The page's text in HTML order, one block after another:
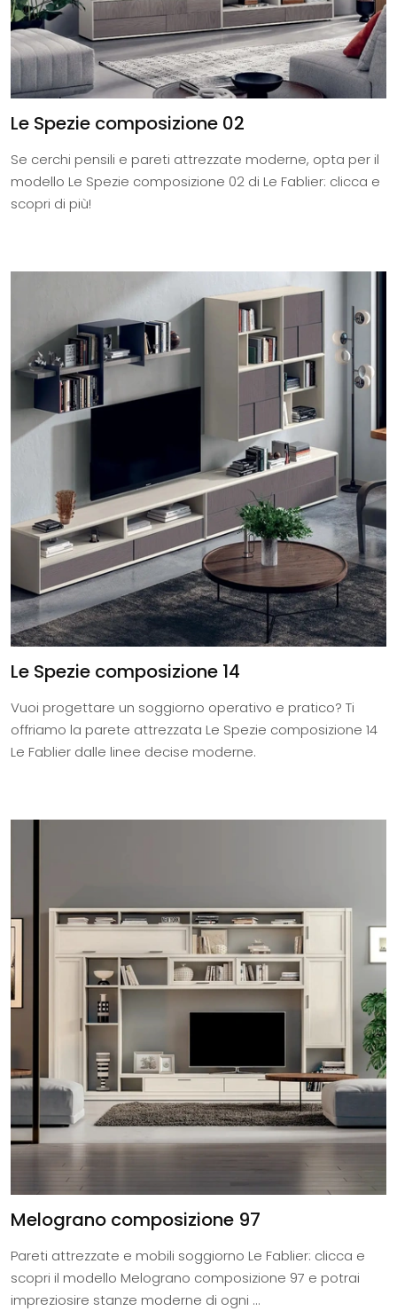
Le Spezie composizione 02
Se cerchi pensili e pareti attrezzate moderne, opta per il
modello Le Spezie composizione 02 di Le Fablier: clicca e
scopri di più!
Le Spezie composizione 14
Vuoi progettare un soggiorno operativo e pratico? Ti
offriamo la parete attrezzata Le Spezie composizione 14
Le Fablier dalle linee decise moderne.
Melograno composizione 97
Pareti attrezzate e mobili soggiorno Le Fablier: clicca e
scopri il modello Melograno composizione 97 e potrai
impreziosire stanze moderne di ogni ...